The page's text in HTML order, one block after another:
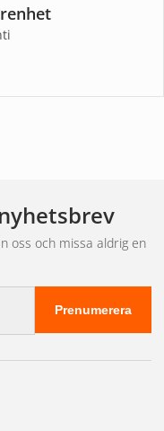
oss och missa aldrig en
Prenumerera